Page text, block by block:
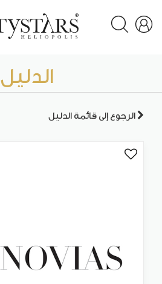
الدليل
الرجوع إلى قائمة الدليل